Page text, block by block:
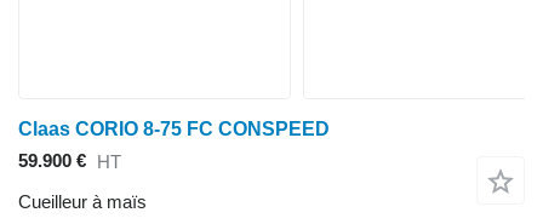
Claas CORIO 8-75 FC CONSPEED
59.900 € HT
Cueilleur à maïs